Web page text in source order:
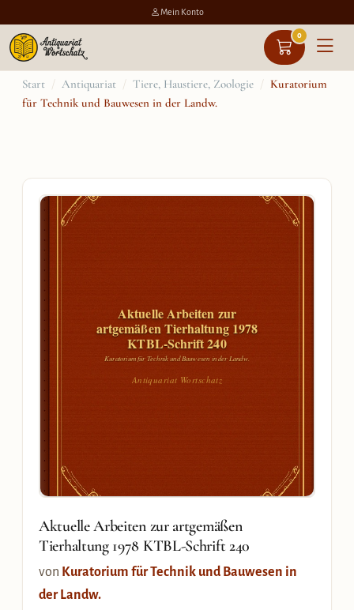
Mein Konto
0
Zum
Inhalt
Start / Antiquariat / Tiere, Haustiere, Zoologie / Kuratorium
für Technik und Bauwesen in der Landw.
Aktuelle Arbeiten zur
artgemäßen Tierhaltung 1978
KTBL-Schrift 240
Kuratorium für Technik und Bauwesen in der Landw.
Antiquariat Wortschatz
Aktuelle Arbeiten zur artgemäßen
Tierhaltung 1978 KTBL-Schrift 240
von Kuratorium für Technik und Bauwesen in
der Landw.